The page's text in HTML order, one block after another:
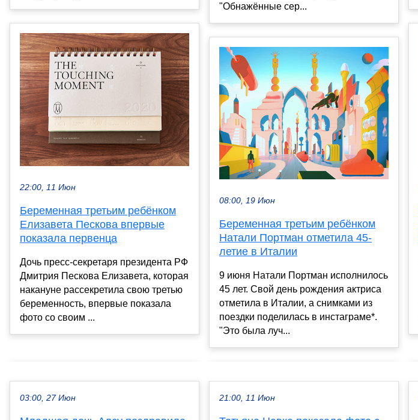
22:00, 11 Июн
Беременная третьим ребёнком
Елизавета Пескова впервые
показала первенца
Дочь пресс-секретаря президента РФ
Дмитрия Пескова Елизавета, которая
накануне рассекретила свою третью
беременность, впервые показала
фото со своим ...
"Обнажённые сер...
08:00, 19 Июн
Беременная третьим ребёнком
Натали Портман отметила 45-
летие в Италии
9 июня Натали Портман исполнилось
45 лет. Свой день рождения актриса
отметила в Италии, а снимками из
поездки поделилась в инстаграме*.
"Это была луч...
03:00, 27 Июн 21:00, 11 Июн